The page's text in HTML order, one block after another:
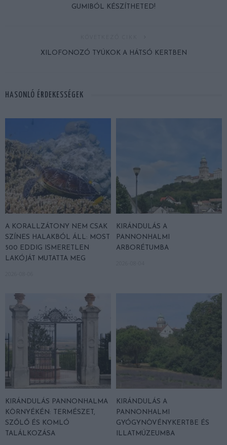
GUMIBÓL KÉSZÍTHETED!
XILOFONOZÓ TYÚKOK A HÁTSÓ KERTBEN
HASONLÓ ÉRDEKESSÉGEK
A KORALLZÁTONY NEM CSAK
SZÍNES HALAKBÓL ÁLL: MOST
500 EDDIG ISMERETLEN
LAKÓJÁT MUTATTA MEG
KIRÁNDULÁS A
PANNONHALMI
ARBORÉTUMBA
KIRÁNDULÁS PANNONHALMA
KÖRNYÉKÉN: TERMÉSZET,
SZŐLŐ ÉS KOMLÓ
TALÁLKOZÁSA
KIRÁNDULÁS A
PANNONHALMI
GYÓGYNÖVÉNYKERTBE ÉS
ILLATMÚZEUMBA